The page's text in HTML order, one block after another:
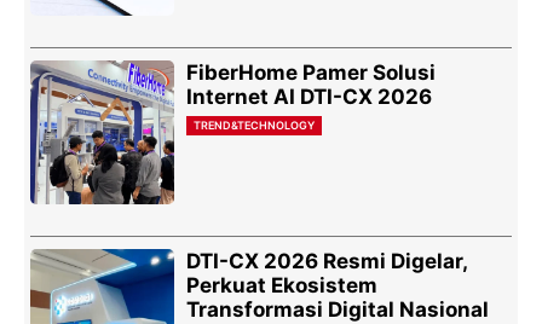
FiberHome Pamer Solusi
Internet AI DTI-CX 2026
TREND&TECHNOLOGY
DTI-CX 2026 Resmi Digelar,
Perkuat Ekosistem
Transformasi Digital Nasional